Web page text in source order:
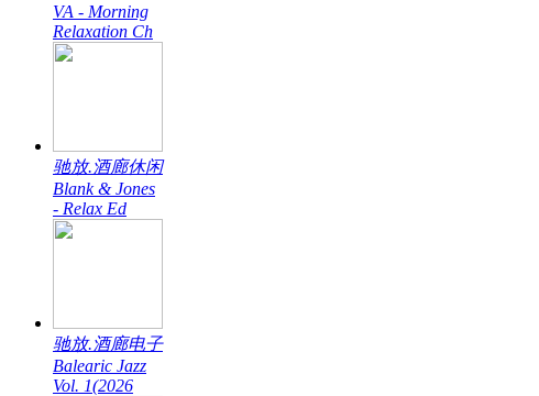
VA - Morning
Relaxation Ch
驰放.酒廊休闲
Blank & Jones
- Relax Ed
驰放.酒廊电子
Balearic Jazz
Vol. 1(2026